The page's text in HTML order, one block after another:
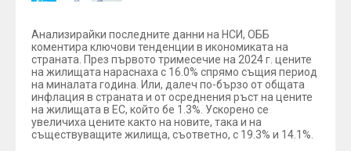
Анализирайки последните данни на НСИ, ОББ
коментира ключови тенденции в икономиката на
страната. През първото тримесечие на 2024 г. цените
на жилищата нараснаха с 16.0% спрямо същия период
на миналата година. Или, далеч по-бързо от общата
инфлация в страната и от осреднения ръст на цените
на жилищата в ЕС, който бе 1.3%. Ускорено се
увеличиха цените както на новите, така и на
съществуващите жилища, съответно, с 19.3% и 14.1%.